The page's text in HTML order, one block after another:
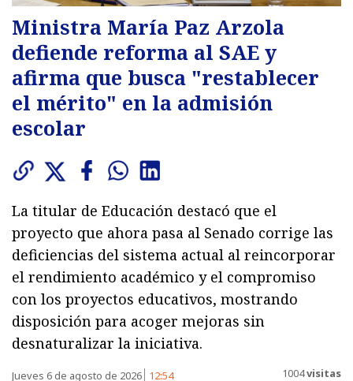
Ministra María Paz Arzola
defiende reforma al SAE y
afirma que busca "restablecer
el mérito" en la admisión
escolar
La titular de Educación destacó que el
proyecto que ahora pasa al Senado corrige las
deficiencias del sistema actual al reincorporar
el rendimiento académico y el compromiso
con los proyectos educativos, mostrando
disposición para acoger mejoras sin
desnaturalizar la iniciativa.
Jueves 6 de agosto de 2026 12:54 1004visitas